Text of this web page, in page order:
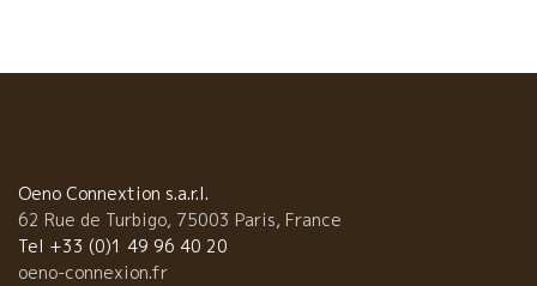
よく分かる。 将来のスペイン・ワインに大きな影響を与えるだ
ルティギャスは、ワインも超一流だけど人間も素晴らしい。 こんな
するなんて、嬉しいかぎり。なんて美味しいんだろう。
Oeno Connextion s.a.r.l.
62 Rue de Turbigo, 75003 Paris, France
Tel +33 (0)1 49 96 40 20
oeno-connexion.fr